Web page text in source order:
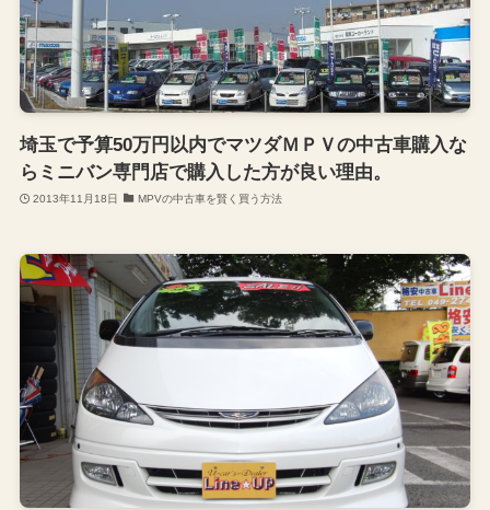
埼玉で予算50万円以内でマツダＭＰＶの中古車購入な
らミニバン専門店で購入した方が良い理由。
2013年11月18日 MPVの中古車を賢く買う方法